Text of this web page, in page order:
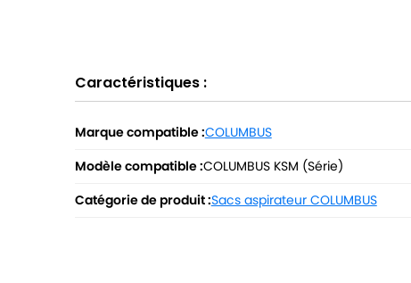
Caractéristiques :
Marque compatible :COLUMBUS
Modèle compatible :COLUMBUS KSM (Série)
Catégorie de produit :Sacs aspirateur COLUMBUS